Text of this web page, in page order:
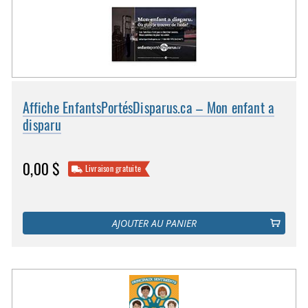
Affiche EnfantsPortésDisparus.ca – Mon enfant a
disparu
0,00 $ Livraison gratuite
AJOUTER AU PANIER